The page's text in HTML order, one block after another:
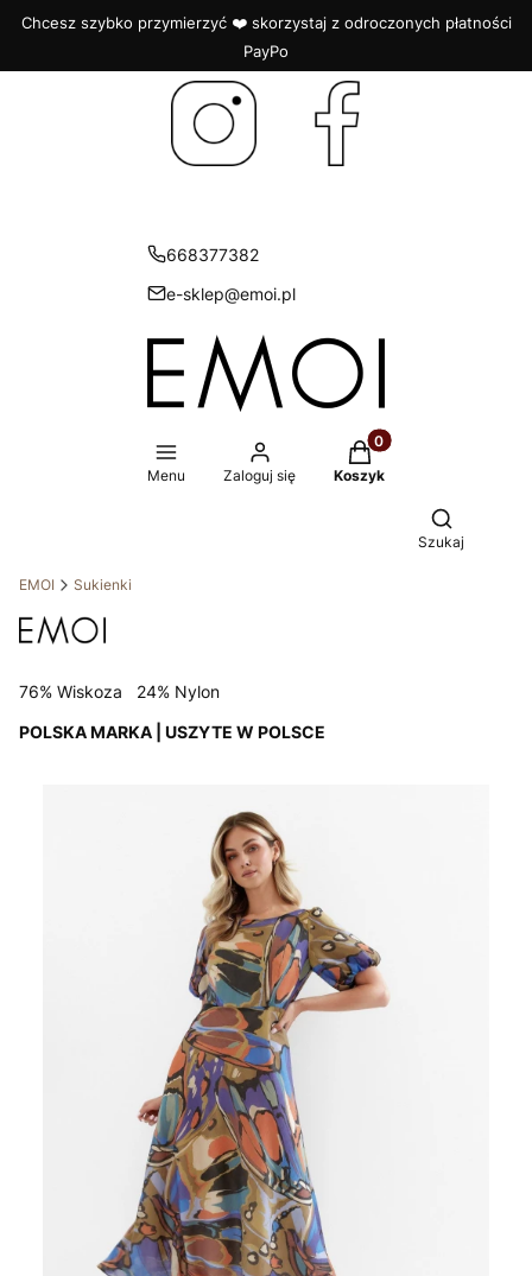
Chcesz szybko przymierzyć ❤️ skorzystaj z odroczonych płatności
PayPo
668377382
e-sklep@emoi.pl
Menu Zaloguj się
Produkty w
Koszyk
Otwórz
Szukaj
EMOI Sukienki
76% Wiskoza 24% Nylon
POLSKA MARKA | USZYTE W POLSCE